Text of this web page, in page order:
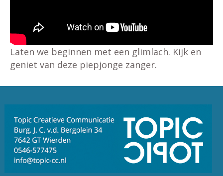
Laten we beginnen met een glimlach. Kijk en
geniet van deze piepjonge zanger.